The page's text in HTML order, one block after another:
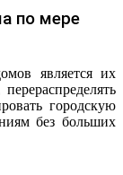
по мере
является их
городскую
без больших